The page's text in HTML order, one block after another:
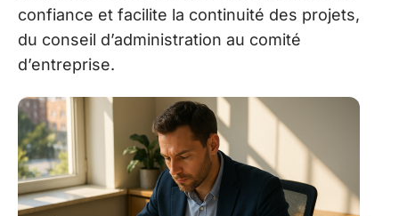
confiance et facilite la continuité des projets,
du conseil d’administration au comité
d’entreprise.